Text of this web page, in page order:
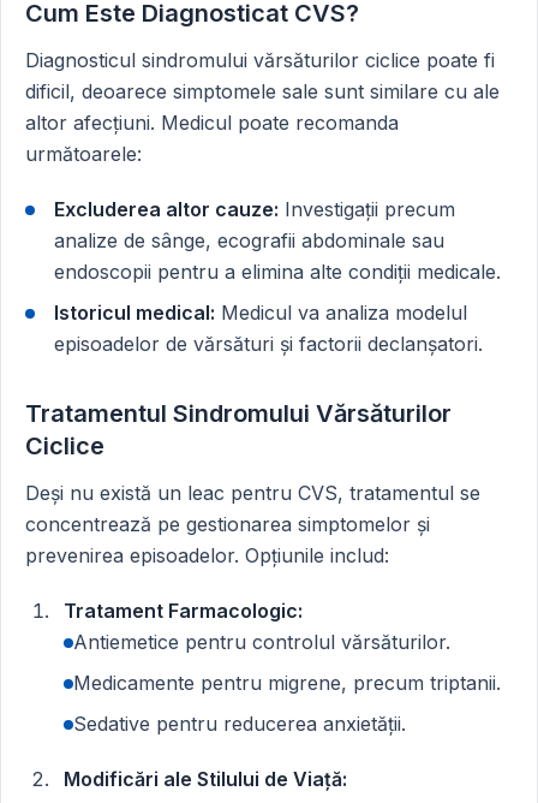
Cum Este Diagnosticat CVS?
Diagnosticul sindromului vărsăturilor ciclice poate fi
dificil, deoarece simptomele sale sunt similare cu ale
altor afecțiuni. Medicul poate recomanda
următoarele:
Excluderea altor cauze: Investigații precum
analize de sânge, ecografii abdominale sau
endoscopii pentru a elimina alte condiții medicale.
Istoricul medical: Medicul va analiza modelul
episoadelor de vărsături și factorii declanșatori.
Tratamentul Sindromului Vărsăturilor
Ciclice
Deși nu există un leac pentru CVS, tratamentul se
concentrează pe gestionarea simptomelor și
prevenirea episoadelor. Opțiunile includ:
Tratament Farmacologic:
Antiemetice pentru controlul vărsăturilor.
Medicamente pentru migrene, precum triptanii.
Sedative pentru reducerea anxietății.
Modificări ale Stilului de Viață: